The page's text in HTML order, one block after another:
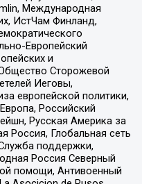
Международная
ИстЧам Финланд,
Европейский
и
Сторожевой
Иеговы,
европейской политики,
Российский
Русская Америка за
Россия, Глобальная сеть
поддержки,
Россия Северный
помощи, Антивоенный